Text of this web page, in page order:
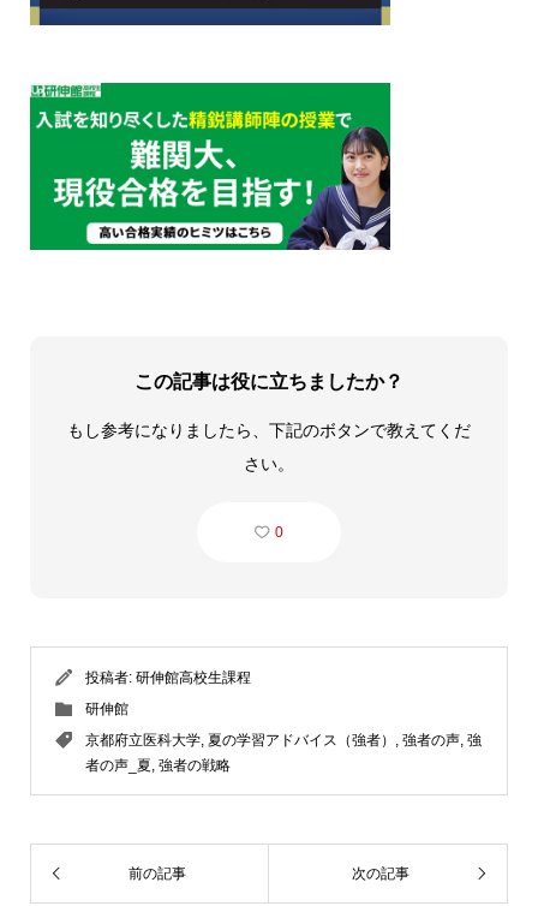
この記事は役に立ちましたか？
もし参考になりましたら、下記のボタンで教えてくだ
さい。
0
投稿者: 研伸館高校生課程
研伸館
京都府立医科大学 夏の学習アドバイス（強者） 強者の声 強
者の声_夏 強者の戦略
前の記事 次の記事